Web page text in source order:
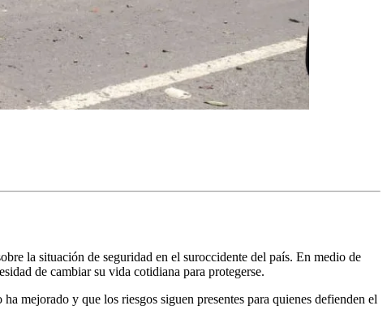
la situación de seguridad en el suroccidente del país. En medio de
de cambiar su vida cotidiana para protegerse.
mejorado y que los riesgos siguen presentes para quienes defienden el